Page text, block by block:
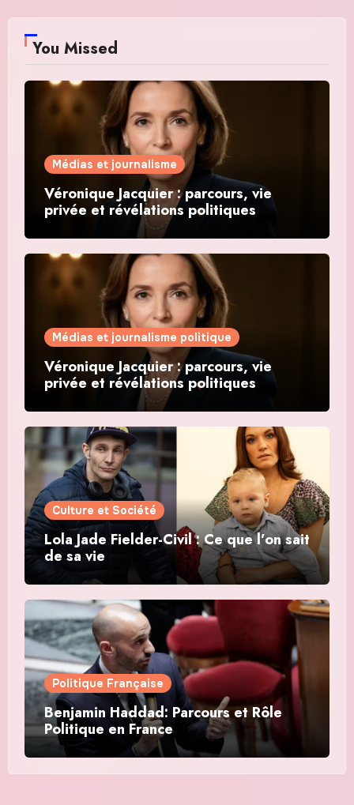
You Missed
Médias et journalisme
Véronique Jacquier : parcours, vie
privée et révélations politiques
Médias et journalisme politique
Véronique Jacquier : parcours, vie
privée et révélations politiques
Culture et Société
Lola Jade Fielder-Civil : Ce que l’on sait
de sa vie
Politique Française
Benjamin Haddad: Parcours et Rôle
Politique en France